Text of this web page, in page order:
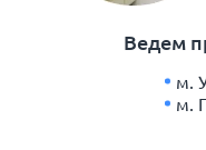
Ведем
м.
м.